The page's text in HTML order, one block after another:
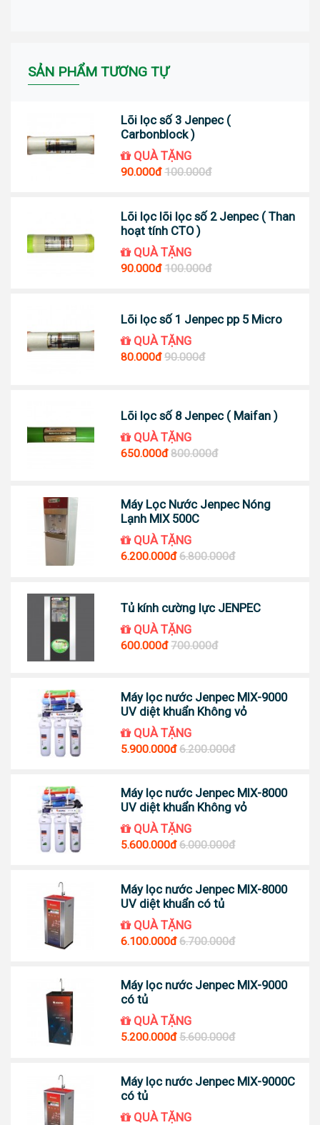
SẢN PHẨM TƯƠNG TỰ
Lõi lọc số 3 Jenpec (
Carbonblock )
QUÀ TẶNG
90.000đ 100.000đ
Lõi lọc lõi lọc số 2 Jenpec ( Than
hoạt tính CTO )
QUÀ TẶNG
90.000đ 100.000đ
Lõi lọc số 1 Jenpec pp 5 Micro
QUÀ TẶNG
80.000đ 90.000đ
Lõi lọc số 8 Jenpec ( Maifan )
QUÀ TẶNG
650.000đ 800.000đ
Máy Lọc Nước Jenpec Nóng
Lạnh MIX 500C
QUÀ TẶNG
6.200.000đ 6.800.000đ
Tủ kính cường lực JENPEC
QUÀ TẶNG
600.000đ 700.000đ
Máy lọc nước Jenpec MIX-9000
UV diệt khuẩn Không vỏ
QUÀ TẶNG
5.900.000đ 6.200.000đ
Máy lọc nước Jenpec MIX-8000
UV diệt khuẩn Không vỏ
QUÀ TẶNG
5.600.000đ 6.000.000đ
Máy lọc nước Jenpec MIX-8000
UV diệt khuẩn có tủ
QUÀ TẶNG
6.100.000đ 6.700.000đ
Máy lọc nước Jenpec MIX-9000
có tủ
QUÀ TẶNG
5.200.000đ 5.600.000đ
Máy lọc nước Jenpec MIX-9000C
có tủ
QUÀ TẶNG